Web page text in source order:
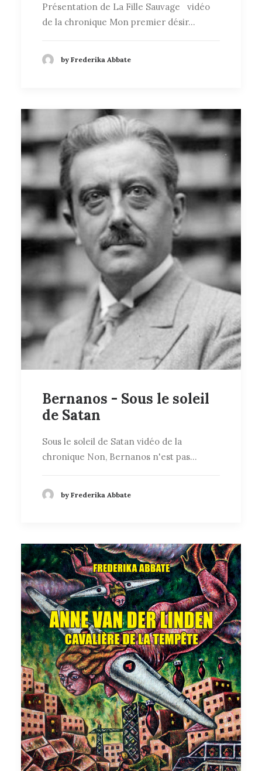
Présentation de La Fille Sauvage vidéo
de la chronique Mon premier désir…
by Frederika Abbate
Bernanos - Sous le soleil
de Satan
Sous le soleil de Satan vidéo de la
chronique Non, Bernanos n'est pas…
by Frederika Abbate